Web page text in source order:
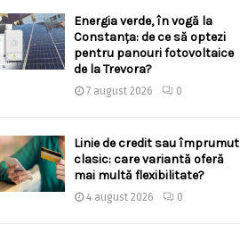
Energia verde, în vogă la
Constanța: de ce să optezi
pentru panouri fotovoltaice
de la Trevora?
7 august 2026 0
Linie de credit sau împrumut
clasic: care variantă oferă
mai multă flexibilitate?
4 august 2026 0